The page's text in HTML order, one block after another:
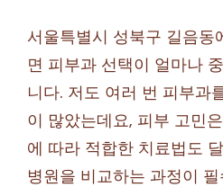
서울특별시 성북구 길음동
면 피부과 선택이 얼마나
니다. 저도 여러 번 피부과
이 많았는데요, 피부 고민
에 따라 적합한 치료법도
병원을 비교하는 과정이